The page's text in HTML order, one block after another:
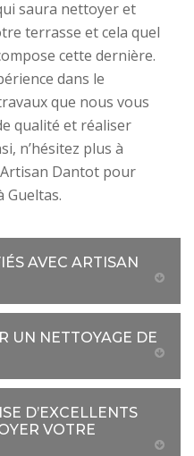
saura nettoyer et
terrasse et cela quel
cette dernière.
dans le
que nous vous
qualité et réaliser
n’hésitez plus à
Dantot pour
AVEC ARTISAN
UN NETTOYAGE DE
D’EXCELLENTS
VOTRE